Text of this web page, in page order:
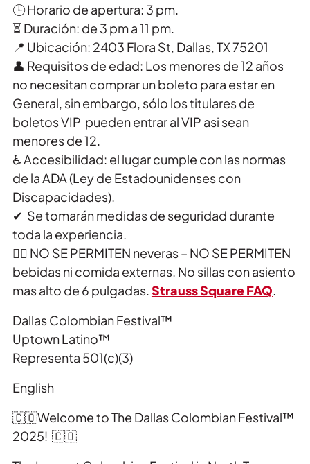
🕒 Horario de apertura: 3 pm.
⏳ Duración: de 3 pm a 11 pm.
📍 Ubicación: 2403 Flora St, Dallas, TX 75201
👤 Requisitos de edad: Los menores de 12 años
no necesitan comprar un boleto para estar en
General, sin embargo, sólo los titulares de
boletos VIP pueden entrar al VIP asi sean
menores de 12.
♿ Accesibilidad: el lugar cumple con las normas
de la ADA (Ley de Estadounidenses con
Discapacidades).
✔ ️ Se tomarán medidas de seguridad durante
toda la experiencia.
🙅‍♂️ NO SE PERMITEN neveras – NO SE PERMITEN
bebidas ni comida externas. No sillas con asiento
mas alto de 6 pulgadas.Strauss Square FAQ.
Dallas Colombian Festival™
Uptown Latino™
Representa 501(c)(3)
English
🇨🇴Welcome to The Dallas Colombian Festival™
2025! 🇨🇴